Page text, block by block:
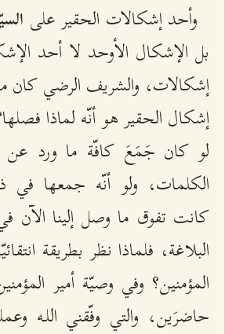
وأحد إشكالات الحقير على
بل الإشكال الأوحد لا أحد
إشكالات، والشريف الرضي كان
إشكال الحقير هو أنّه لماذا
لو كان جَمَعَ كافّة ما ورد عن
الكلمات، ولو أنّه جمعها في
كانت تفوق ما وصل إلينا
البلاغة، فلماذا نظر بطريقة
المؤمنين؟ وفي وصيّة أمير
حاضرَين، والتي وفّقني اللـه